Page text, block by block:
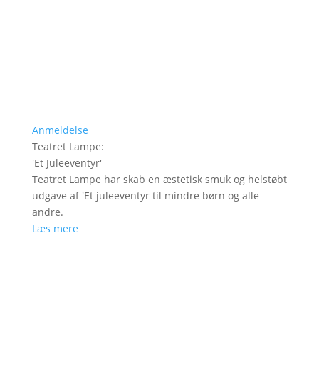
Anmeldelse
Teatret Lampe:
'Et Juleeventyr'
Teatret Lampe har skab en æstetisk smuk og helstøbt
udgave af 'Et juleeventyr til mindre børn og alle
andre.
Læs mere